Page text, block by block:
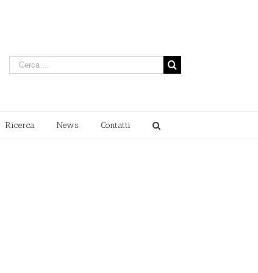
Ricerca News Contatti